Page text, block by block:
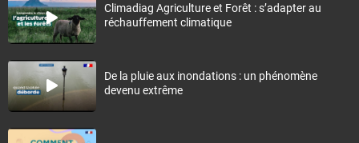
Climadiag Agriculture et Forêt : s’adapter au
réchauffement climatique
De la pluie aux inondations : un phénomène
devenu extrême